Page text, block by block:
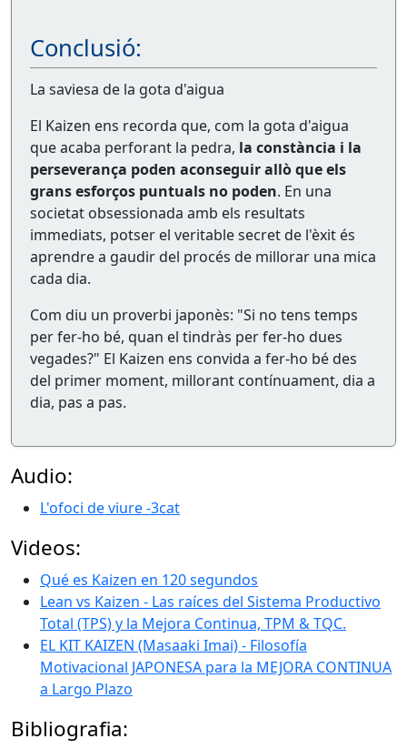
Conclusió:
La saviesa de la gota d'aigua
El Kaizen ens recorda que, com la gota d'aigua
que acaba perforant la pedra, la constància i la
perseverança poden aconseguir allò que els
grans esforços puntuals no poden. En una
societat obsessionada amb els resultats
immediats, potser el veritable secret de l'èxit és
aprendre a gaudir del procés de millorar una mica
cada dia.
Com diu un proverbi japonès: "Si no tens temps
per fer-ho bé, quan el tindràs per fer-ho dues
vegades?" El Kaizen ens convida a fer-ho bé des
del primer moment, millorant contínuament, dia a
dia, pas a pas.
Audio:
L'ofoci de viure -3cat
Videos:
Qué es Kaizen en 120 segundos
Lean vs Kaizen - Las raíces del Sistema Productivo
Total (TPS) y la Mejora Continua, TPM & TQC.
EL KIT KAIZEN (Masaaki Imai) - Filosofía
Motivacional JAPONESA para la MEJORA CONTINUA
a Largo Plazo
Bibliografia: